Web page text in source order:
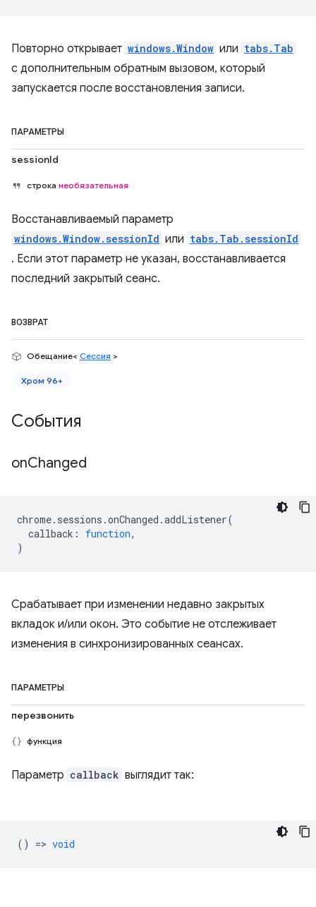
Повторно открывает windows.Window или tabs.Tab
с дополнительным обратным вызовом, который
запускается после восстановления записи.
ПАРАМЕТРЫ
sessionId
строка необязательная
Восстанавливаемый параметр
windows.Window.sessionId или tabs.Tab.sessionId
. Если этот параметр не указан, восстанавливается
последний закрытый сеанс.
ВОЗВРАТ
Обещание< Сессия >
Хром 96+
События
onChanged
chrome. sessions .onChanged .addListener(
callback : function,
)
Срабатывает при изменении недавно закрытых
вкладок и/или окон. Это событие не отслеживает
изменения в синхронизированных сеансах.
ПАРАМЕТРЫ
перезвонить
функция
Параметр callback выглядит так:
() => void